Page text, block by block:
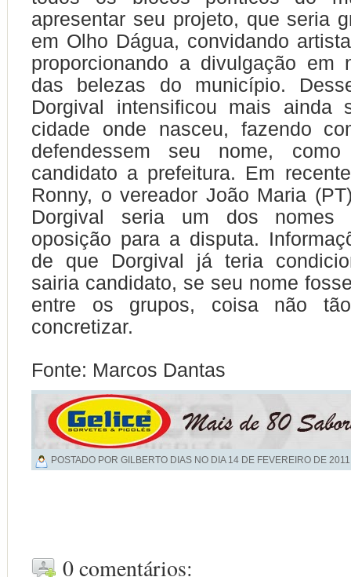
apresentar seu projeto, que seria
em Olho Dágua, convidando
proporcionando a divulgação em
das belezas do município.
Dorgival intensificou mais ainda
cidade onde nasceu, fazendo
defendessem seu nome,
candidato a prefeitura. Em
Ronny, o vereador João Maria
Dorgival seria um dos
oposição para a disputa.
de que Dorgival já teria
sairia candidato, se seu nome
entre os grupos, coisa não
concretizar.
Fonte: Marcos Dantas
POSTADO POR GILBERTO DIAS NO DIA 14 DE FEVEREIRO DE 2011
0 comentários: